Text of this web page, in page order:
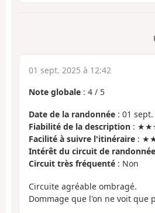
01 sept. 2025 à 12:42
Note globale : 4 / 5
Date de la randonnée : 01
Fiabilité de la description :
Facilité à suivre l'itinéraire :
Intérêt du circuit de randonnée
Circuit très fréquenté : Non
Circuite agréable ombragé.
Dommage que l'on ne voit que